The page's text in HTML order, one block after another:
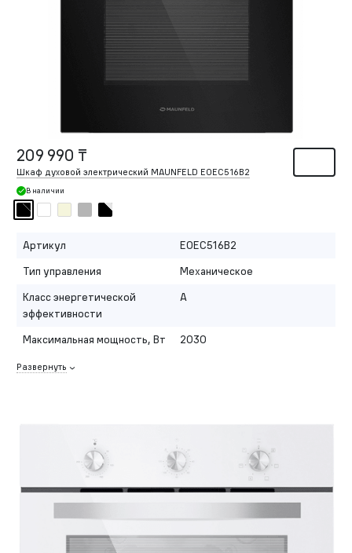
209 990 ₸
Шкаф духовой электрический MAUNFELD EOEC516B2
В наличии
Артикул
EOEC516B2
Тип управления
Механическое
Класс энергетической
эффективности
A
Максимальная мощность, Вт 2030
Развернуть